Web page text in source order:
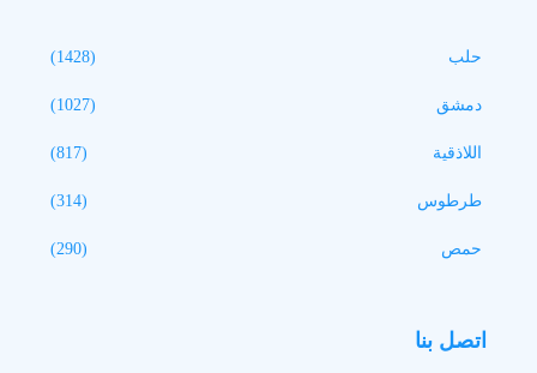
حلب (1428)
دمشق (1027)
اللاذقية (817)
طرطوس (314)
حمص (290)
اتصل بنا